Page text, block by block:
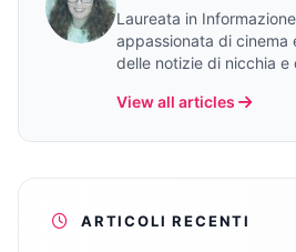
Laureata in
appassionata di cinema
delle notizie di nicchia e
View all articles
ARTICOLI RECENTI